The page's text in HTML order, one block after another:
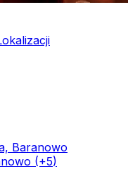
Baranowo
(+5)